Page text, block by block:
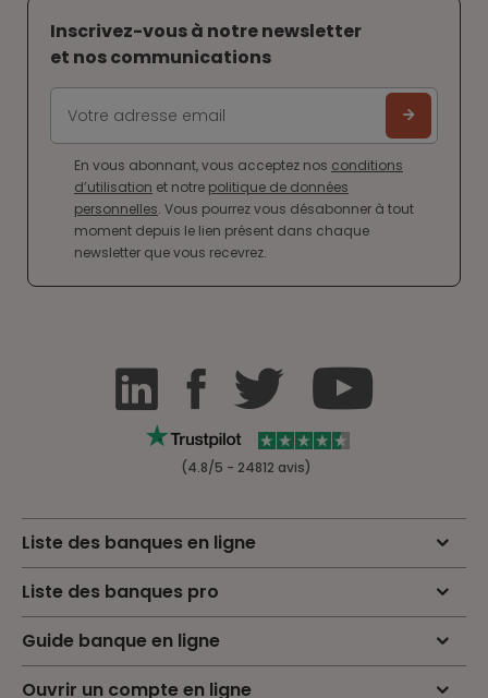
Inscrivez-vous à notre newsletter
et nos communications
En vous abonnant, vous acceptez nos conditions
d’utilisation et notre politique de données
personnelles. Vous pourrez vous désabonner à tout
moment depuis le lien présent dans chaque
newsletter que vous recevrez.
(4.8/5 - 24812 avis)
Liste des banques en ligne
Liste des banques pro
Guide banque en ligne
Ouvrir un compte en ligne